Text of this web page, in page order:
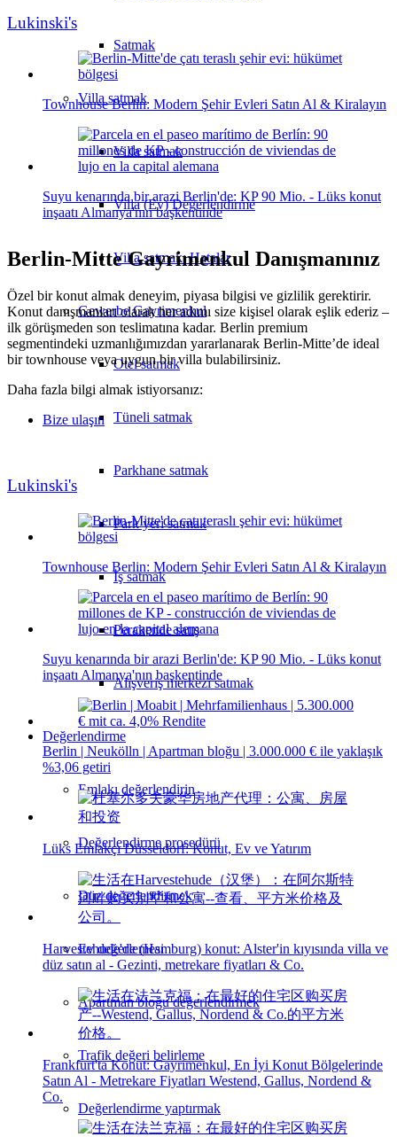
Satmak
Villa satmak
Villa satmak
Villa (Ev) Değerlendirme
Villa satmak: Hatalar
GewerbeGayrimenkul
Otel satmak
Tüneli satmak
Parkhane satmak
Park yeri satmak
İş satmak
Perakende satış
Alışveriş merkezi satmak
Değerlendirme
Emlakı değerlendirin
Değerlendirme prosedürü
Düz değerlendirmek
Ev değerlemesi
Apartman bloğu değerlendirmek
Trafik değeri belirleme
Değerlendirme yaptırmak
Lukinski's
Townhouse Berlin: Modern Şehir Evleri Satın Al & Kiralayın
Suyu kenarında bir arazi Berlin'de: KP 90 Mio. - Lüks konut
inşaatı Almanya'nın başkentinde
Berlin-Mitte Gayrimenkul Danışmanınız
Özel bir konut almak deneyim, piyasa bilgisi ve gizlilik gerektirir.
Konut danışmanları olarak her adımı size kişisel olarak eşlik ederiz –
ilk görüşmeden son teslimatına kadar. Berlin premium
segmentindeki uzmanlığımızdan yararlanarak Berlin-Mitte’de ideal
bir townhouse veya uygun bir villa bulabilirsiniz.
Daha fazla bilgi almak istiyorsanız:
Bize ulaşın
Lukinski's
Townhouse Berlin: Modern Şehir Evleri Satın Al & Kiralayın
Suyu kenarında bir arazi Berlin'de: KP 90 Mio. - Lüks konut
inşaatı Almanya'nın başkentinde
Berlin | Neukölln | Apartman bloğu | 3.000.000 € ile yaklaşık
%3,06 getiri
Lüks Emlakçı Düsseldorf: Konut, Ev ve Yatırım
Harvestehude'de (Hamburg) konut: Alster'in kıyısında villa ve
düz satın al - Gezinti, metrekare fiyatları & Co.
Frankfurt'ta Konut: Gayrimenkul, En İyi Konut Bölgelerinde
Satın Al - Metrekare Fiyatları Westend, Gallus, Nordend &
Co.